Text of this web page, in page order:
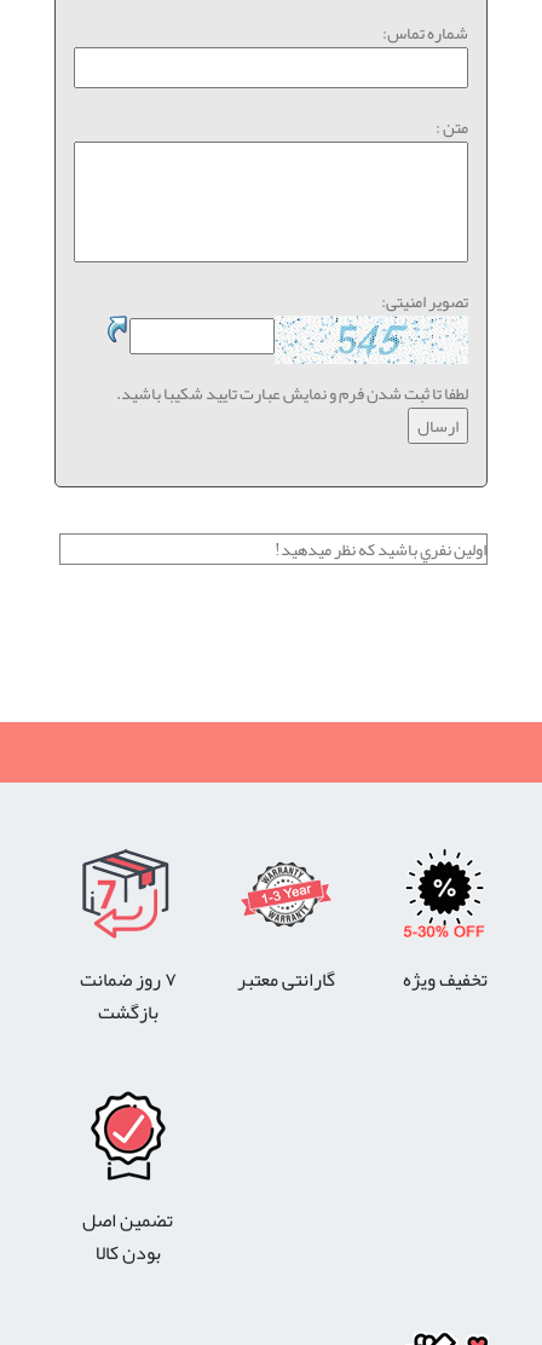
شماره تماس:
متن :
تصویر امنیتی:
لطفا تا ثبت شدن فرم و نمایش عبارت تایید شکیبا باشید.
اولين نفري باشيد كه نظر ميدهيد!
تخفیف ویژه گارانتی معتبر
۷ روز ضمانت
بازگشت
تضمین اصل
بودن کالا